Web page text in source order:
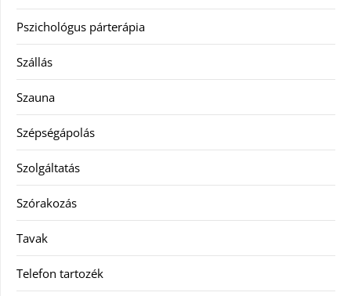
Pszichológus párterápia
Szállás
Szauna
Szépségápolás
Szolgáltatás
Szórakozás
Tavak
Telefon tartozék